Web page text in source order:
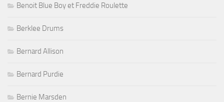
Benoit Blue Boy et Freddie Roulette
Berklee Drums
Bernard Allison
Bernard Purdie
Bernie Marsden